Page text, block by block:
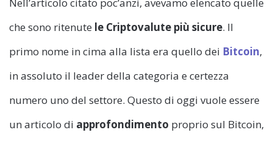
che sono ritenute le Criptovalute più sicure. Il
primo nome in cima alla lista era quello dei Bitcoin,
in assoluto il leader della categoria e certezza
numero uno del settore. Questo di oggi vuole essere
un articolo di approfondimento proprio sul Bitcoin,